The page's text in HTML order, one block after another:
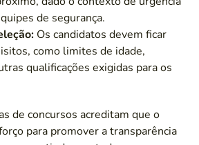
de segurança.
Os candidatos devem ficar
como limites de idade,
qualificações exigidas para os
de concursos acreditam que o
para promover a transparência